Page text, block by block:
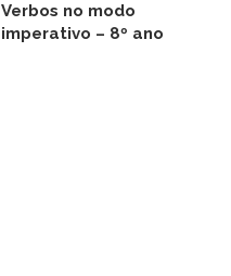
Verbos no modo
imperativo – 8º ano